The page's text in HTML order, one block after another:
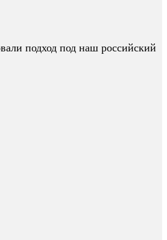
подход под наш российский